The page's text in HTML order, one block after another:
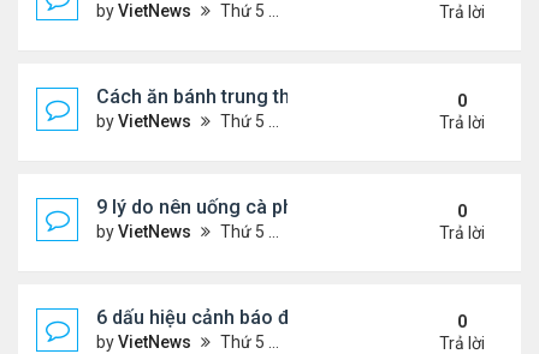
byVietNews Thứ 5 Tháng 8 18, 2022 5:28 pm
Trả lời
Cách ăn bánh trung thu không lo béo
byVietNews Thứ 5 Tháng 8 18, 2022 5:25 pm
0
Trả lời
9 lý do nên uống cà phê mỗi ngày
byVietNews Thứ 5 Tháng 8 18, 2022 5:11 pm
0
Trả lời
6 dấu hiệu cảnh báo đau tim ở phụ nữ cần lưu ý
byVietNews Thứ 5 Tháng 8 18, 2022 5:09 pm
0
Trả lời